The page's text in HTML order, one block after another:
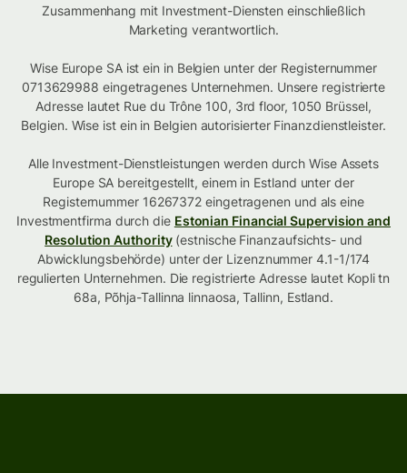
Zusammenhang mit Investment-Diensten einschließlich
Marketing verantwortlich.
Wise Europe SA ist ein in Belgien unter der Registernummer
0713629988 eingetragenes Unternehmen. Unsere registrierte
Adresse lautet Rue du Trône 100, 3rd floor, 1050 Brüssel,
Belgien. Wise ist ein in Belgien autorisierter Finanzdienstleister.
Alle Investment-Dienstleistungen werden durch Wise Assets
Europe SA bereitgestellt, einem in Estland unter der
Registernummer 16267372 eingetragenen und als eine
Investmentfirma durch die Estonian Financial Supervision and
Resolution Authority(estnische Finanzaufsichts- und
Abwicklungsbehörde) unter der Lizenznummer 4.1-1/174
regulierten Unternehmen. Die registrierte Adresse lautet Kopli tn
68a, Põhja-Tallinna linnaosa, Tallinn, Estland.